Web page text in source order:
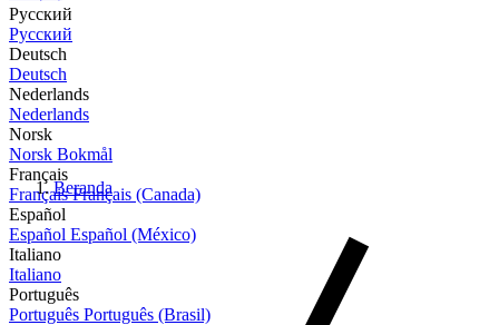
Русский
Русский
Deutsch
Deutsch
Nederlands
Nederlands
Norsk
Norsk Bokmål
Français
FrançaisFrançais (Canada)
Español
Español Español (México)
Italiano
Italiano
Português
Português Português (Brasil)
Beranda